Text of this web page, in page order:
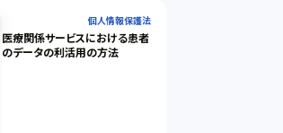
個人情報保護法
医療関係サービスにおける患者
のデータの利活用の方法